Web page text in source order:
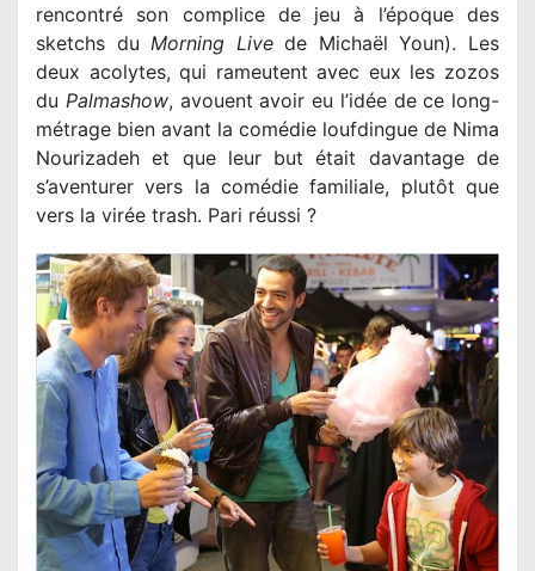
rencontré son complice de jeu à l’époque des
sketchs duMorning Livede Michaël Youn). Les
deux acolytes, qui rameutent avec eux les zozos
du Palmashow, avouent avoir eu l’idée de ce long-
métrage bien avant la comédie loufdingue de Nima
Nourizadeh et que leur but était davantage de
s’aventurer vers la comédie familiale, plutôt que
vers la virée trash. Pari réussi ?